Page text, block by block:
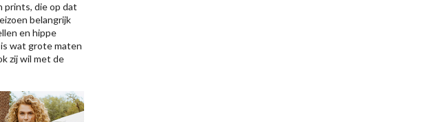
prints, die op dat
belangrijk
en hippe
wat grote maten
zij wil met de